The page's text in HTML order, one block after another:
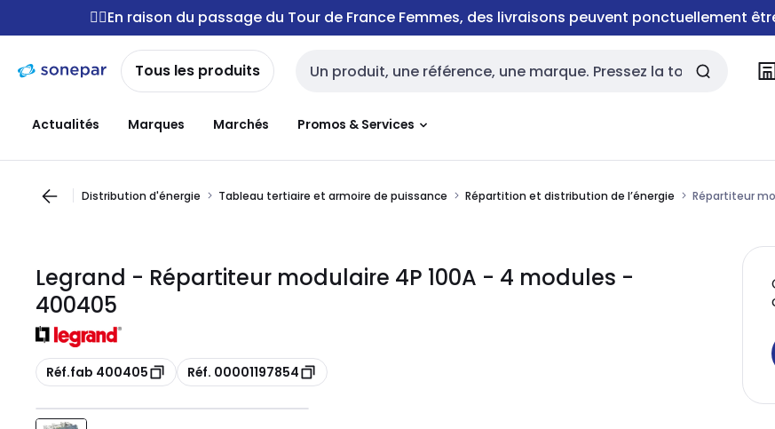
navigation
Passer
au
contenu
🚴‍♂️En raison du passage du Tour de France Femmes, des livraisons peuvent ponctuellement
Tous les produits Entrée de recherche
Actualités Marques Marchés Promos & Services
Distribution d'énergie Tableau tertiaire et armoire de puissance Répartition et distribution de l’énergie Répartiteur
Legrand - Répartiteur modulaire 4P 100A - 4 modules -
400405
Copie
Réf.fab 400405 Copie
Réf. 00001197854